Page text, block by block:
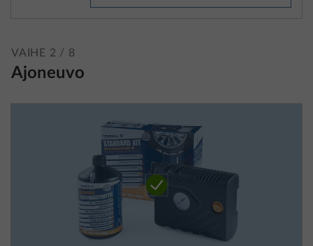
VAIHE 2 / 8
Ajoneuvo